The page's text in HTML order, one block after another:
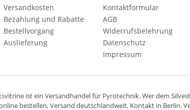
Versandkosten
Bezahlung und Rabatte
Bestellvorgang
Auslieferung
Kontaktformular
AGB
Widerrufsbelehrung
Datenschutz
Impressum
ist ein Versandhandelfür Pyrotechnik. Wer dem
bestellen,Versand deutschlandweit, Kontakt in Berlin.